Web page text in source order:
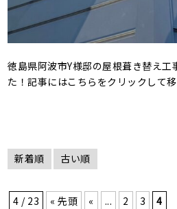
徳島県阿波市Y様邸の屋根葺き替え工
た！記事にはこちらをクリックして
新着順 古い順
4 / 23 « 先頭 « ... 2 3
4